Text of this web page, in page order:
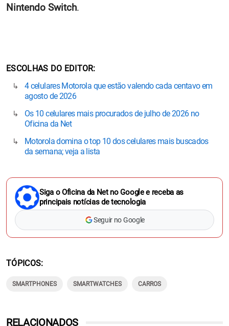
Nintendo Switch.
ESCOLHAS DO EDITOR
4 celulares Motorola que estão valendo cada centavo em
agosto de 2026
Os 10 celulares mais procurados de julho de 2026 no
Oficina da Net
Motorola domina o top 10 dos celulares mais buscados
da semana; veja a lista
Siga o Oficina da Net no Google e receba as
principais notícias de tecnologia
Seguir no Google
TÓPICOS
SMARTPHONES SMARTWATCHES CARROS
RELACIONADOS